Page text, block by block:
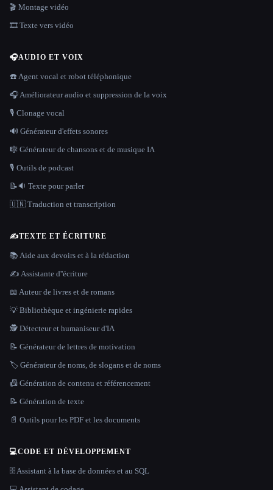
🎬 Montage vidéo
🎞️ Texte vers vidéo
🎧AUDIO ET VOIX
☎️ Agent vocal et robot téléphonique
🎧 Améliorateur audio et suppression de la voix
🎙️ Clonage vocal
🔊 Générateur d'effets sonores
🎼 Générateur de chansons et de musique IA
🎙️ Outils de podcast
📝🔉 Texte pour parler
🇺🇳 Traduction et transcription
✍️TEXTE ET ÉCRITURE
📚 Aide aux devoirs et à la rédaction
✍️ Assistante d''écriture
📖 Auteur de livres et de romans
💡 Bibliothèque et ingénierie rapides
🕵️ Détecteur et humaniseur d'IA
📝 Générateur de lettres de motivation
🏷️ Générateur de noms, de slogans et de noms
📠 Génération de contenu et référencement
📝 Génération de texte
📄 Outils pour les PDF et les documents
💻CODE ET DÉVELOPPEMENT
🗄️ Assistant à la base de données et au SQL